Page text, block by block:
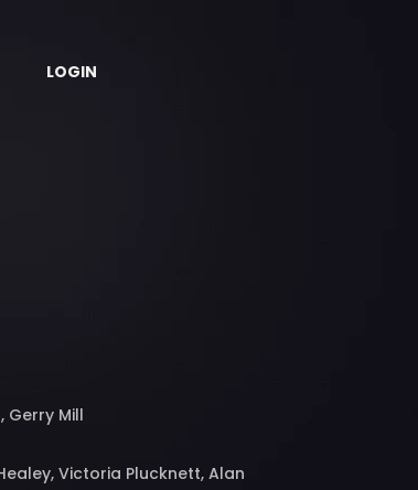
LOGIN
Gerry Mill
Victoria Plucknett, Alan